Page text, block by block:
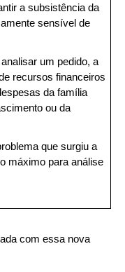
a subsistência da
sensível de
um pedido, a
recursos financeiros
da família
ou da
que surgiu a
máximo para análise
com essa nova